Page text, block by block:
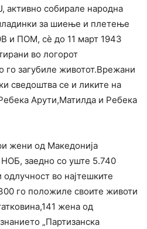
активно собирале народна
за шиење и плетење
и ПОМ, сè до 11 март 1943
во логорот
го загубиле животот.Врежани
сведоштва се и ликите на
Арути,Матилда и Ребека
жени од Македонија
НОБ, заедно со уште 5.740
во најтешките
го положиле своите животи
жена од
„Партизанска